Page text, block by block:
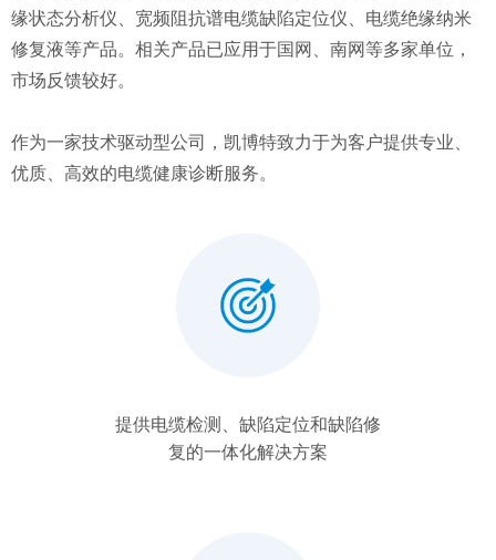
缘状态分析仪、宽频阻抗谱电缆缺陷定位仪、电缆绝缘纳米
修复液等产品。相关产品已应用于国网、南网等多家单位，
市场反馈较好。
作为一家技术驱动型公司，凯博特致力于为客户提供专业、
优质、高效的电缆健康诊断服务。
提供电缆检测、缺陷定位和缺陷修
复的一体化解决方案